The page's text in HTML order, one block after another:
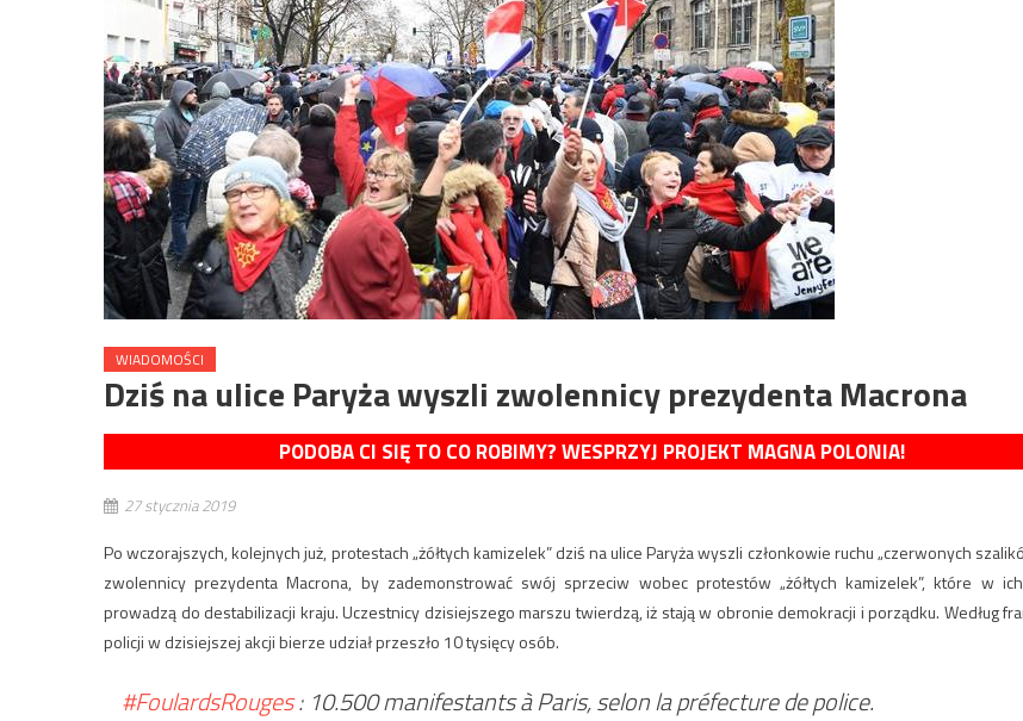
WIADOMOŚCI
Dziś na ulice Paryża wyszli zwolennicy prezydenta Macrona
PODOBA CI SIĘ TO CO ROBIMY? WESPRZYJ PROJEKT MAGNA POLONIA!
27 stycznia 2019
Po wczorajszych, kolejnych już, protestach „żółtych kamizelek” dziś na ulice Paryża wyszli członkowie ruchu „czerwonych
zwolennicy prezydenta Macrona, by zademonstrować swój sprzeciw wobec protestów „żółtych kamizelek”, które w
prowadzą do destabilizacji kraju. Uczestnicy dzisiejszego marszu twierdzą, iż stają w obronie demokracji i porządku. Według
policji w dzisiejszej akcji bierze udział przeszło 10 tysięcy osób.
#FoulardsRouges: 10.500 manifestants à Paris, selon la préfecture de police.